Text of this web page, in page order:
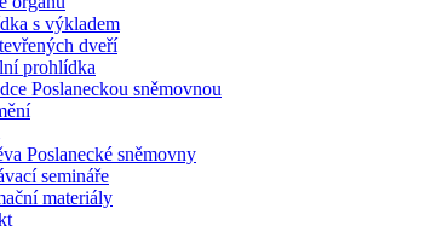
s výkladem
dveří
prohlídka
Poslaneckou sněmovnou
Poslanecké sněmovny
semináře
materiály